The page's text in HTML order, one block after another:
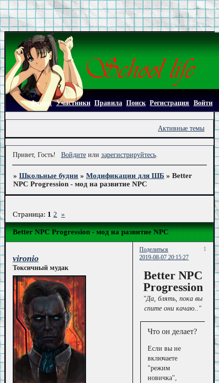
Форум Участники Правила Поиск Регистрация Войти
Активные темы
Привет, Гость! Войдитеили зарегистрируйтесь.
»Школьные будни »Модификации для ШБ »Better
NPC Progression - мод на развитие NPC
Better NPC Progression - мод на развитие NPC
Страница: 1 2 »
Поделиться
1
2019-08-07 20:15:27
vironio
Токсичный мудак
Better NPC
Progression
"Да, блять, пока вы
спите они качаю.."
Что он делает?
Если вы не
включаете
"режим
новичка",